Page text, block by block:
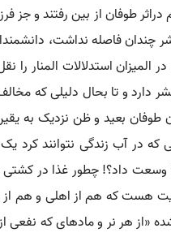
طوفان از بین رفتند و
چندان فاصله نداشت،
استدلالات المنار را
و تا بحال دلیلی که
طوفان بعید و ظن نزدیک به
که در آب زندگی نتوانند
وسعت داد؟! چطور غذا در
هست که هم از اهلی و هم
هر نر و ماده‏ای که نفعی